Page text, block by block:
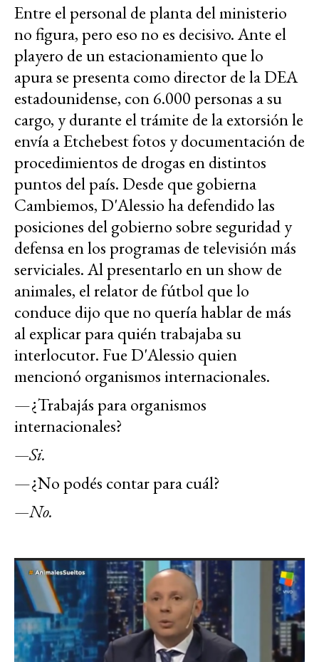
Entre el personal de planta del ministerio
no figura, pero eso no es decisivo. Ante el
playero de un estacionamiento que lo
apura se presenta como director de la DEA
estadounidense, con 6.000 personas a su
cargo, y durante el trámite de la extorsión le
envía a Etchebest fotos y documentación de
procedimientos de drogas en distintos
puntos del país. Desde que gobierna
Cambiemos, D'Alessio ha defendido las
posiciones del gobierno sobre seguridad y
defensa en los programas de televisión más
serviciales. Al presentarlo en un showde
animales, el relator de fútbol que lo
conduce dijo que no quería hablar de más
al explicar para quién trabajaba su
interlocutor. Fue D'Alessio quien
mencionó organismos internacionales.
—¿Trabajás para organismos
internacionales?
—Si.
—¿No podés contar para cuál?
—No.